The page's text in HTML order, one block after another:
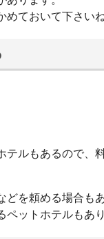
ておいて下さいね
テルもあるので、
を頼める場合もあ
ットホテルもあり